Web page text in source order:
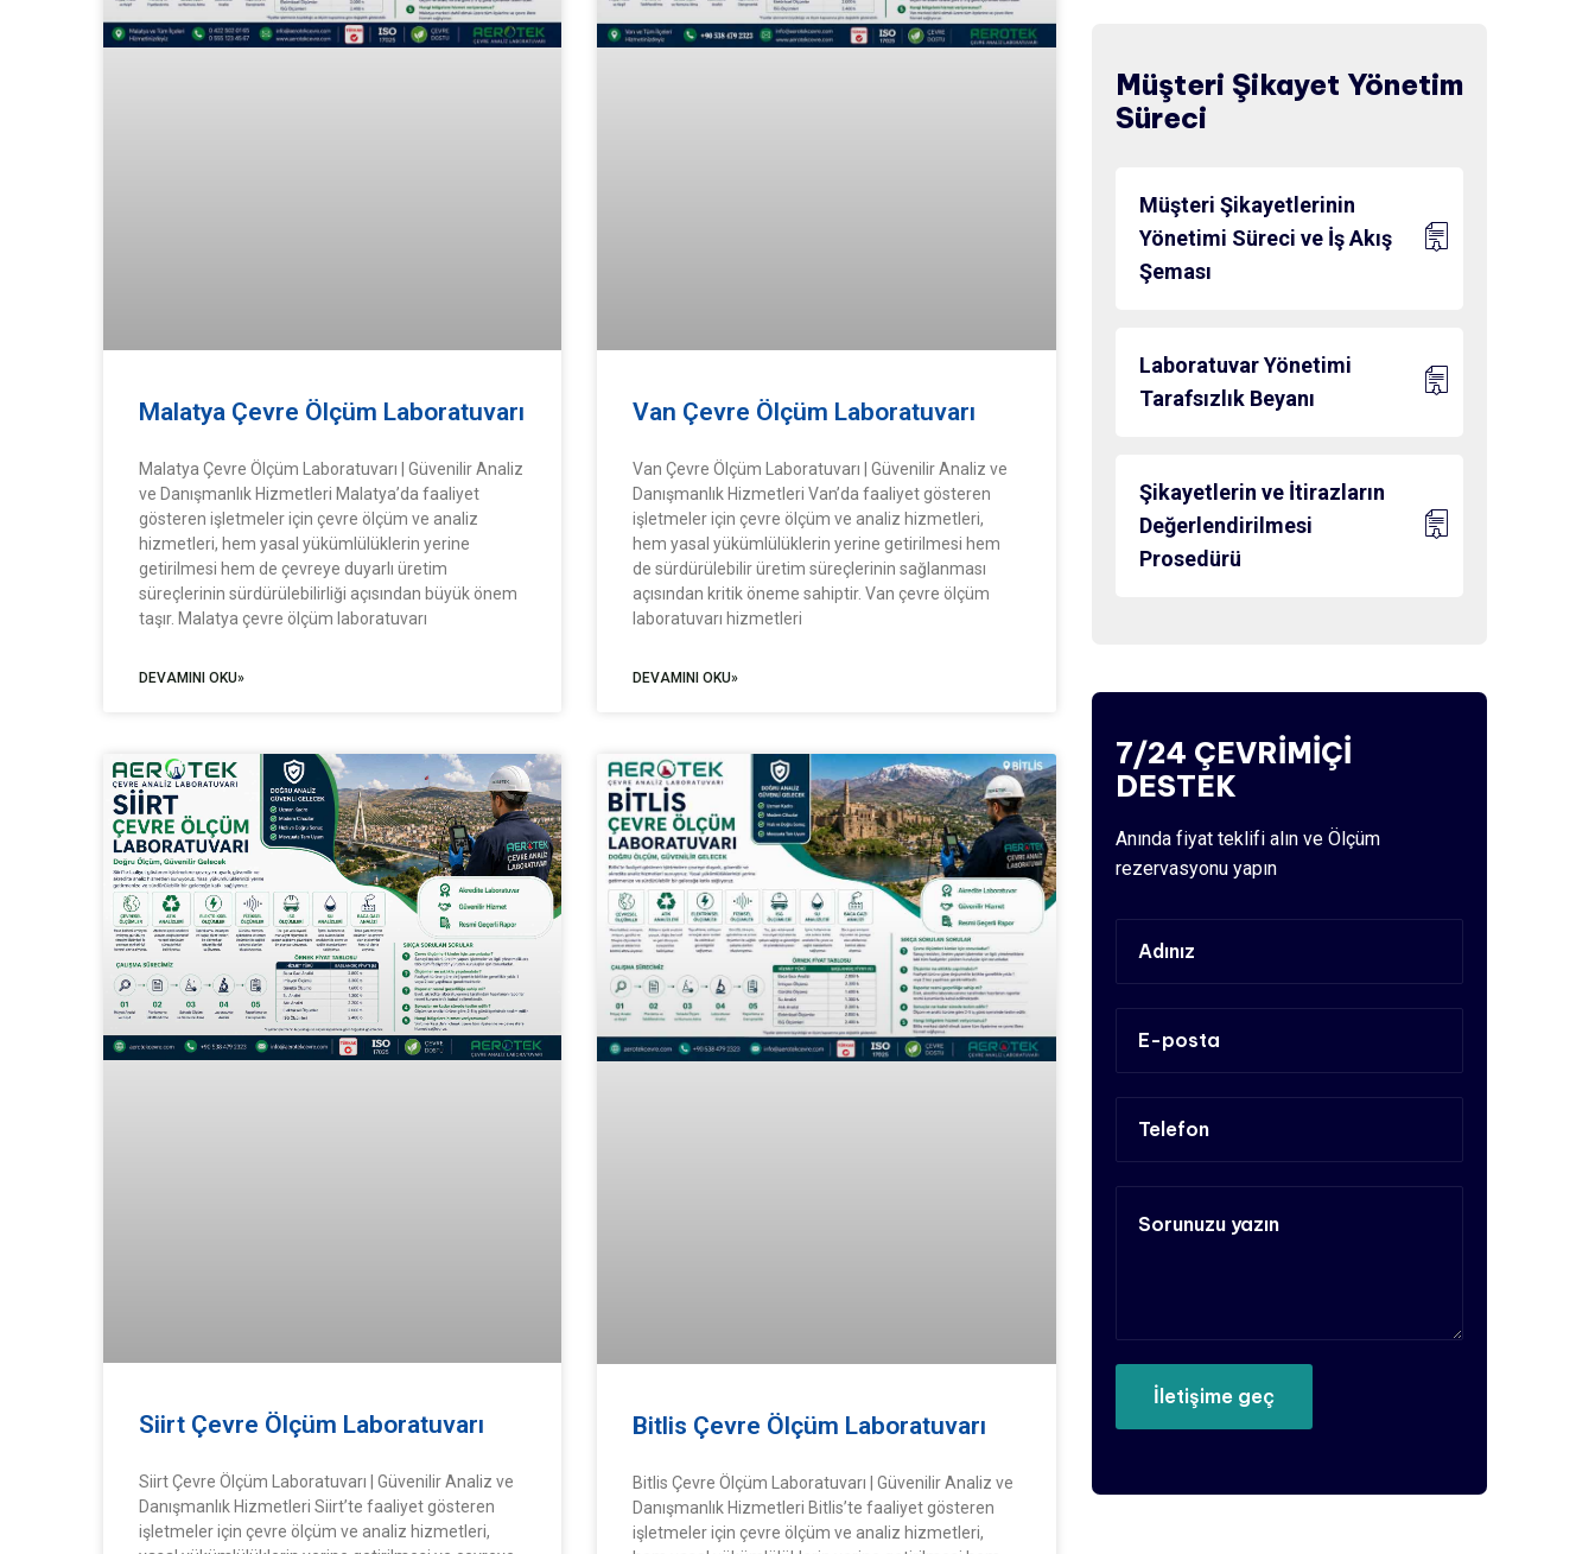
Malatya Çevre Ölçüm Laboratuvarı
Malatya Çevre Ölçüm Laboratuvarı | Güvenilir Analiz
ve Danışmanlık Hizmetleri Malatya’da faaliyet
gösteren işletmeler için çevre ölçüm ve analiz
hizmetleri, hem yasal yükümlülüklerin yerine
getirilmesi hem de çevreye duyarlı üretim
süreçlerinin sürdürülebilirliği açısından büyük önem
taşır. Malatya çevre ölçüm laboratuvarı
DEVAMINI OKU»
Van Çevre Ölçüm Laboratuvarı
Van Çevre Ölçüm Laboratuvarı | Güvenilir Analiz ve
Danışmanlık Hizmetleri Van’da faaliyet gösteren
işletmeler için çevre ölçüm ve analiz hizmetleri,
hem yasal yükümlülüklerin yerine getirilmesi hem
de sürdürülebilir üretim süreçlerinin sağlanması
açısından kritik öneme sahiptir. Van çevre ölçüm
laboratuvarı hizmetleri
DEVAMINI OKU»
Siirt Çevre Ölçüm Laboratuvarı
Siirt Çevre Ölçüm Laboratuvarı | Güvenilir Analiz ve
Danışmanlık Hizmetleri Siirt’te faaliyet gösteren
işletmeler için çevre ölçüm ve analiz hizmetleri,
Bitlis Çevre Ölçüm Laboratuvarı
Bitlis Çevre Ölçüm Laboratuvarı | Güvenilir Analiz ve
Danışmanlık Hizmetleri Bitlis’te faaliyet gösteren
işletmeler için çevre ölçüm ve analiz hizmetleri,
Müşteri Şikayet Yönetim
Süreci
Müşteri Şikayetlerinin
Yönetimi Süreci ve İş Akış
Şeması
Laboratuvar Yönetimi
Tarafsızlık Beyanı
Şikayetlerin ve İtirazların
Değerlendirilmesi
Prosedürü
7/24 ÇEVRİMİÇİ
DESTEK
Anında fiyat teklifi alın ve Ölçüm
rezervasyonu yapın